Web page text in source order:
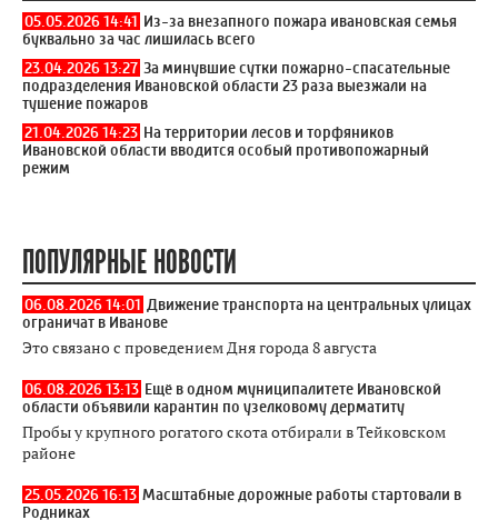
05.05.2026 14:41 Из-за внезапного пожара ивановская семья
буквально за час лишилась всего
23.04.2026 13:27 За минувшие сутки пожарно-спасательные
подразделения Ивановской области 23 раза выезжали на
тушение пожаров
21.04.2026 14:23 На территории лесов и торфяников
Ивановской области вводится особый противопожарный
режим
ПОПУЛЯРНЫЕ НОВОСТИ
06.08.2026 14:01 Движение транспорта на центральных улицах
ограничат в Иванове
Это связано с проведением Дня города 8 августа
06.08.2026 13:13 Ещё в одном муниципалитете Ивановской
области объявили карантин по узелковому дерматиту
Пробы у крупного рогатого скота отбирали в Тейковском
районе
25.05.2026 16:13 Масштабные дорожные работы стартовали в
Родниках